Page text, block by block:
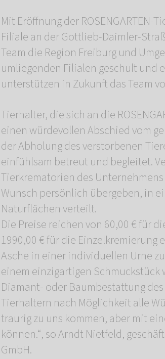
Mit Eröffnung der
Filiale an der Gottlieb-Daimler-
Team die Region Freiburg und
umliegenden Filialen geschult und
unterstützen in Zukunft das Team
Tierhalter, die sich an die
einen würdevollen Abschied vom
der Abholung des verstorbenen
einfühlsam betreut und begleitet.
Tierkrematorien des
Wunsch persönlich übergeben, in
Naturflächen verteilt.
Die Preise reichen von 60,00 € für
1990,00 € für die Einzelkremierung
Asche in einer individuellen Urne
einem einzigartigen
Diamant- oder Baumbestattung
Tierhaltern nach Möglichkeit alle
traurig zu uns kommen, aber mit
können.“, so Arndt Nietfeld,
GmbH.